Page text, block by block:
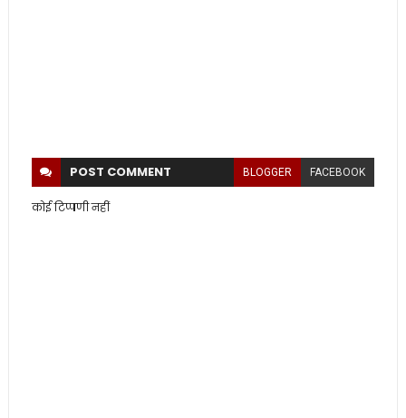
POST COMMENT BLOGGER FACEBOOK
कोई टिप्पणी नहीं